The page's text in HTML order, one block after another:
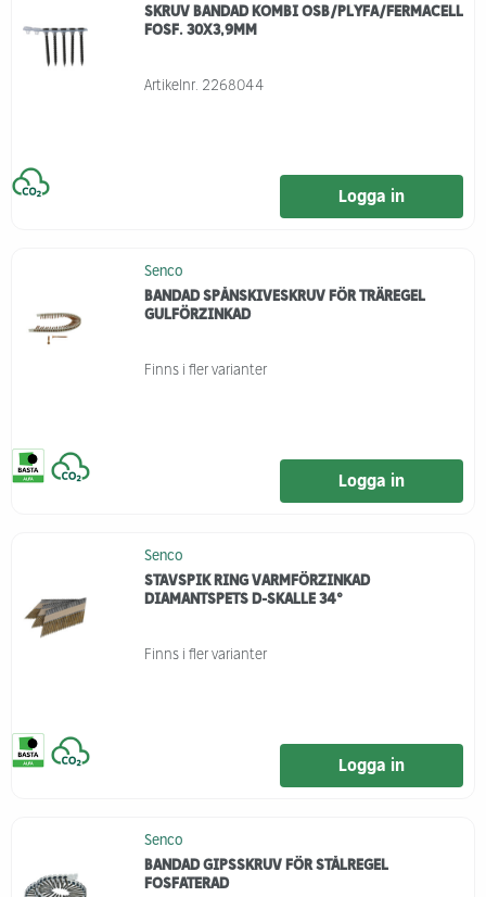
SKRUV BANDAD KOMBI OSB/PLYFA/FERMACELL
FOSF. 30X3,9MM
Artikelnr. 2268044
Logga in
Senco
BANDAD SPÅNSKIVESKRUV FÖR TRÄREGEL
GULFÖRZINKAD
Finns i fler varianter
Logga in
Senco
STAVSPIK RING VARMFÖRZINKAD
DIAMANTSPETS D-SKALLE 34°
Finns i fler varianter
Logga in
Senco
BANDAD GIPSSKRUV FÖR STÅLREGEL
FOSFATERAD